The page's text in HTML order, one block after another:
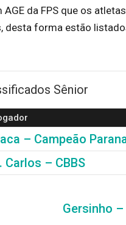
AGE da FPS que os
desta forma estão
Sênior
– Campeão
Carlos – CBBS
Gersinho –